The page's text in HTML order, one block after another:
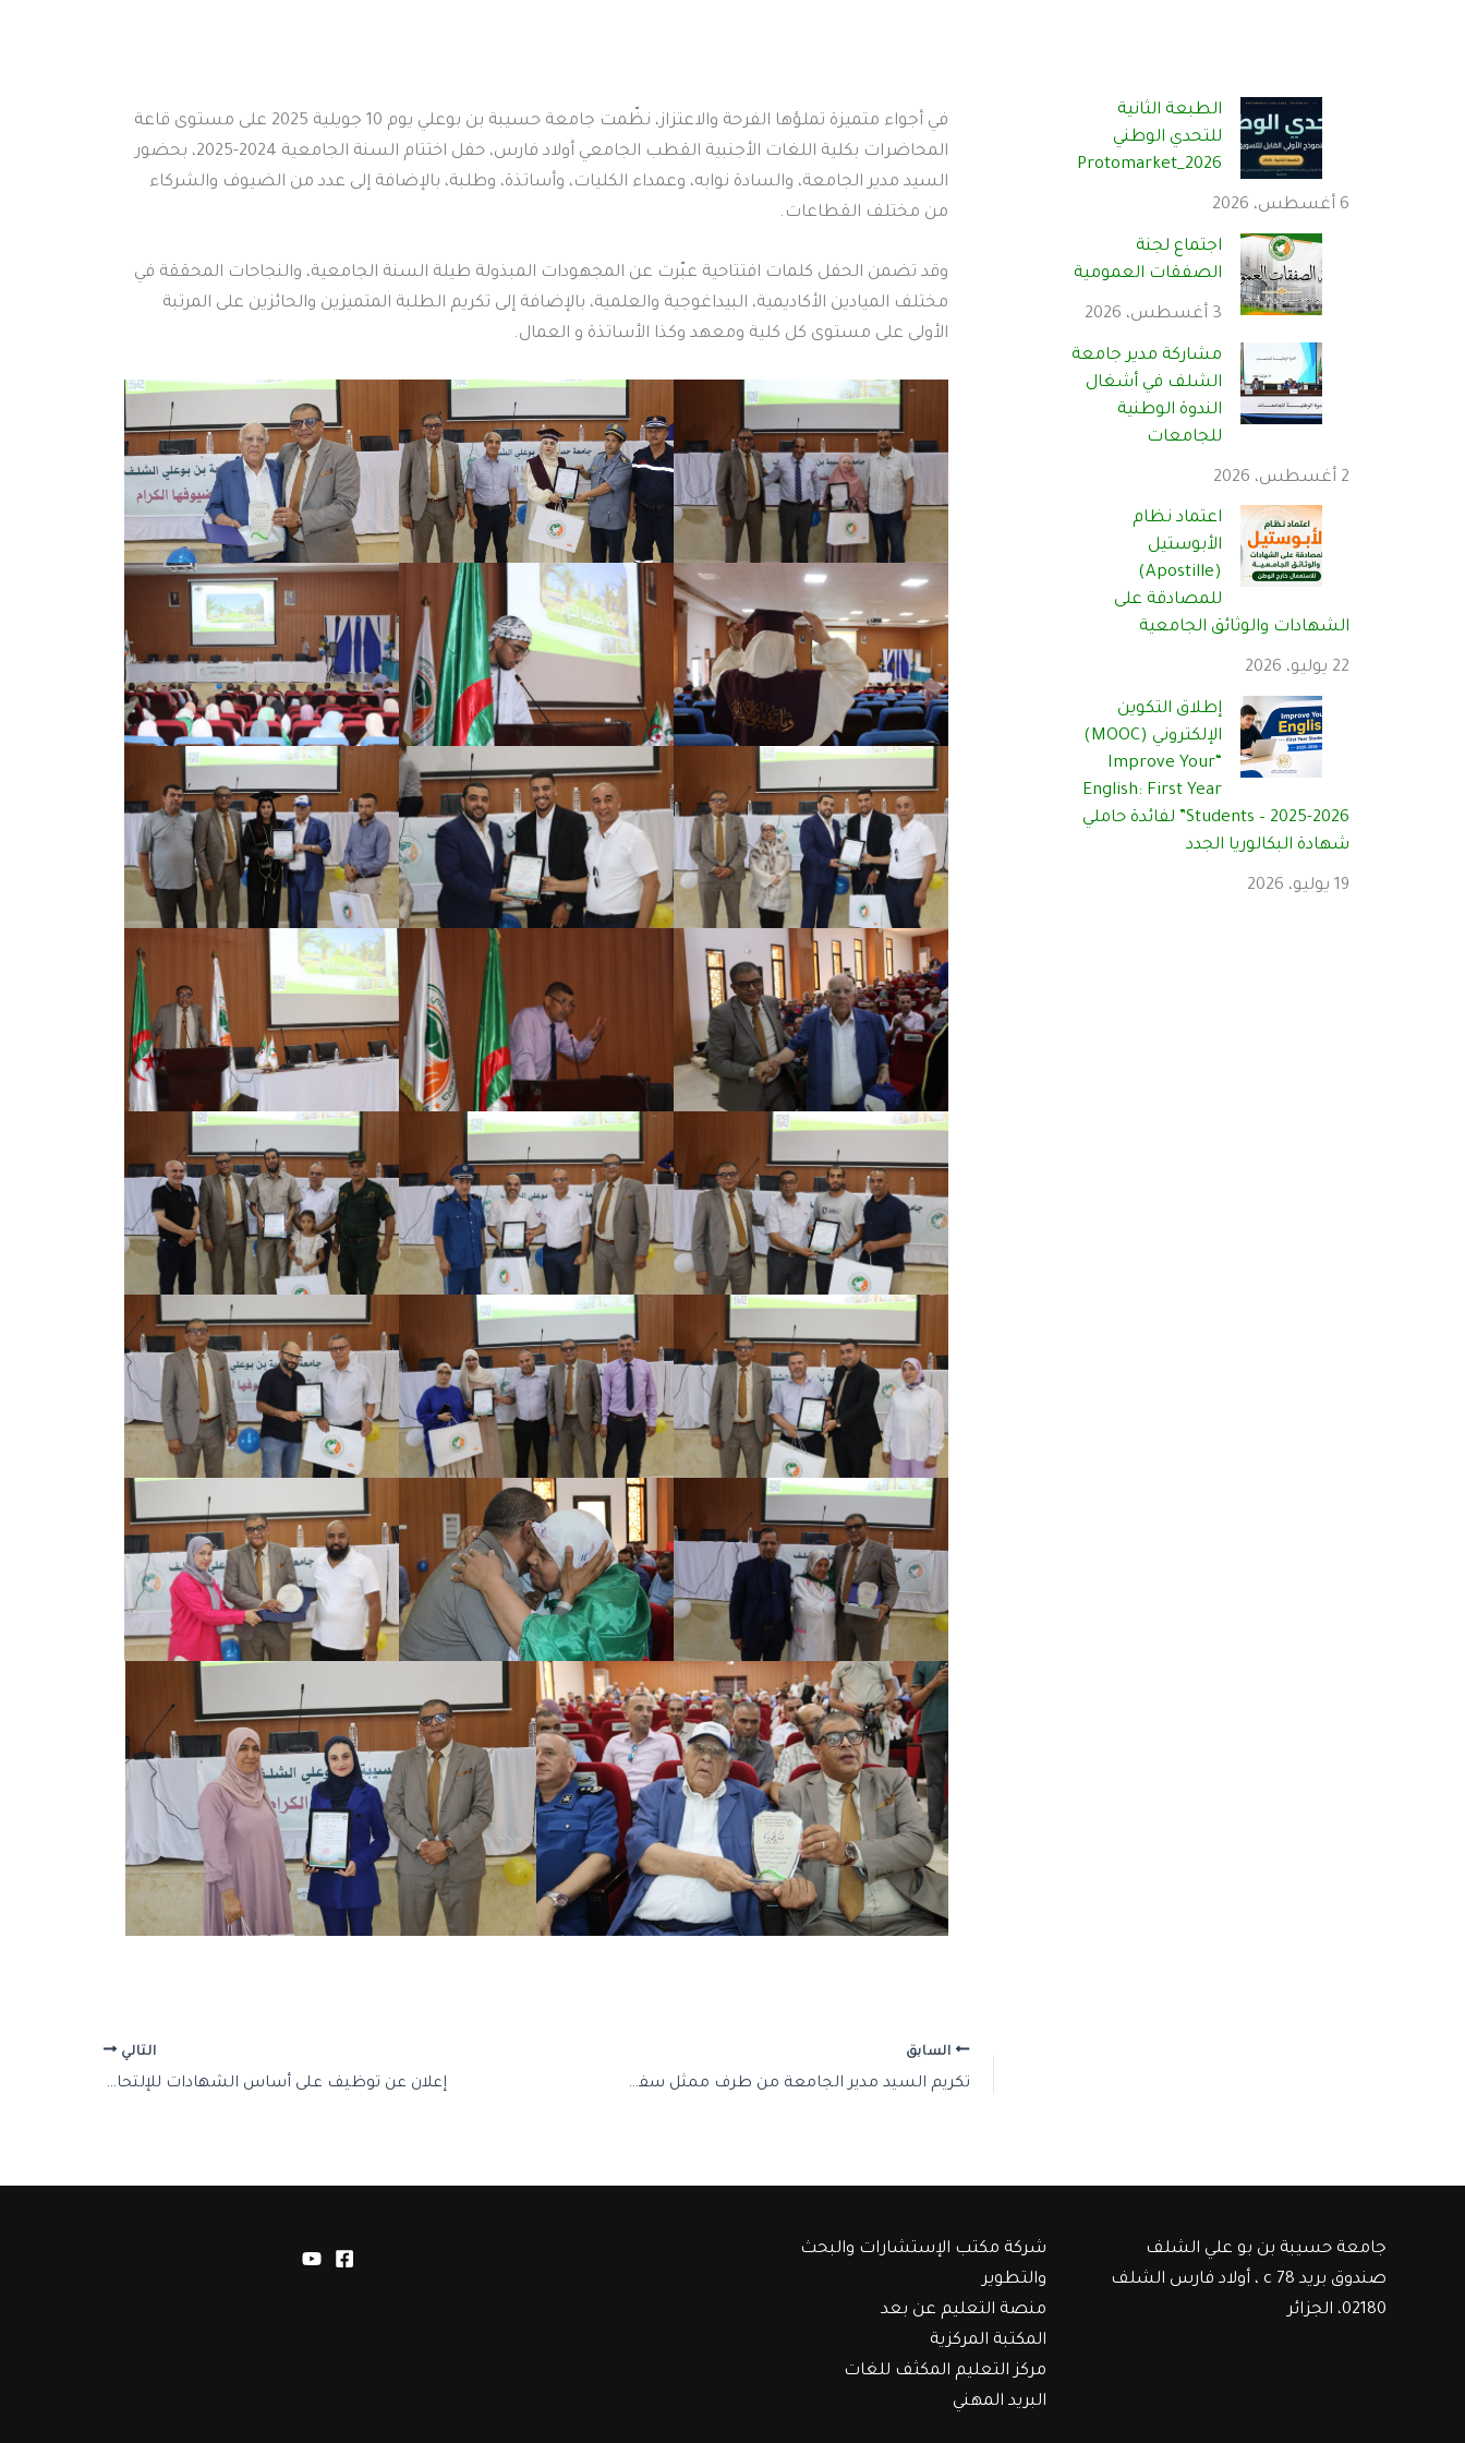
الطبعة الثانية
للتحدي الوطني
Protomarket_2026
6 أغسطس، 2026
اجتماع لجنة
الصفقات العمومية
3 أغسطس، 2026
مشاركة مدير جامعة
الشلف في أشغال
الندوة الوطنية
للجامعات
2 أغسطس، 2026
اعتماد نظام
الأبوستيل
(Apostille)
للمصادقة على
الشهادات والوثائق الجامعية
22 يوليو، 2026
إطلاق التكوين
الإلكتروني (MOOC)
“Improve Your
English: First Year
Students – 2025-2026” لفائدة حاملي
شهادة البكالوريا الجدد
19 يوليو، 2026
في أجواء متميزة تملؤها الفرحة والاعتزاز، نظّمت جامعة حسيبة بن بوعلي يوم 10 جويلية 2025 على مستوى قاعة
المحاضرات بكلية اللغات الأجنبية القطب الجامعي أولاد فارس، حفل اختتام السنة الجامعية 2024-2025، بحضور
السيد مدير الجامعة، والسادة نوابه، وعمداء الكليات، وأساتذة، وطلبة، بالإضافة إلى عدد من الضيوف والشركاء
من مختلف القطاعات.
وقد تضمن الحفل كلمات افتتاحية عبّرت عن المجهودات المبذولة طيلة السنة الجامعية، والنجاحات المحققة في
مختلف الميادين الأكاديمية، البيداغوجية والعلمية، بالإضافة إلى تكريم الطلبة المتميزين والحائزين على المرتبة
الأولى على مستوى كل كلية ومعهد وكذا الأساتذة و العمال.
السابق
تكريم السيد مدير الجامعة من طرف ممثل سفارة فلسطين
التالي
إعلان عن توظيف على أساس الشهادات للإلتحاق بسلك الأساتذة المساعدين للسنة المالية 2025
جامعة حسيبة بن بو علي الشلف
صندوق بريد c 78 ، أولاد فارس الشلف
02180، الجزائر
شركة مكتب الإستشارات والبحث
والتطوير
منصة التعليم عن بعد
المكتبة المركزية
مركز التعليم المكثف للغات
البريد المهني